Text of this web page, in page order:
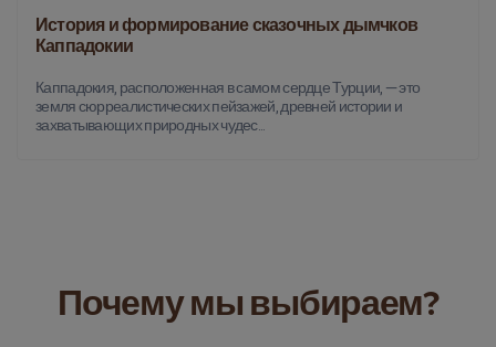
История и формирование сказочных дымчков
Каппадокии
Каппадокия, расположенная в самом сердце Турции, — это
земля сюрреалистических пейзажей, древней истории и
захватывающих природных чудес...
Почему мы выбираем?